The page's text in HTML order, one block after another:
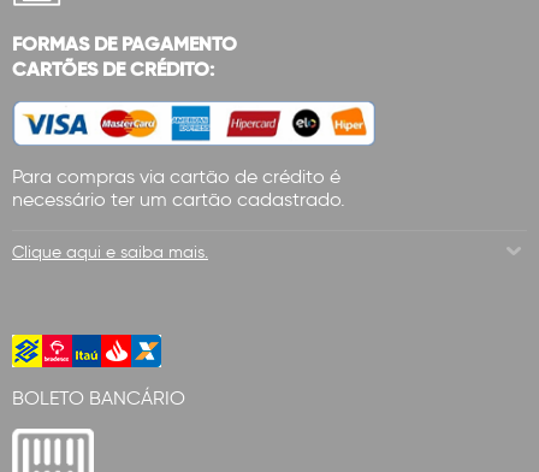
FORMAS DE PAGAMENTO
CARTÕES DE CRÉDITO:
Para compras via cartão de crédito é
necessário ter um cartão cadastrado.
Clique aqui e saiba mais.
BOLETO BANCÁRIO